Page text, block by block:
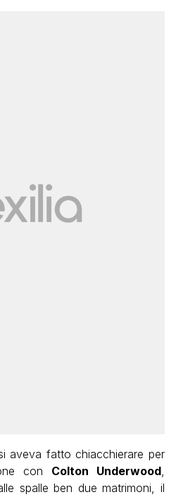
aveva fatto chiacchierare per
con Colton Underwood,
spalle ben due matrimoni, il